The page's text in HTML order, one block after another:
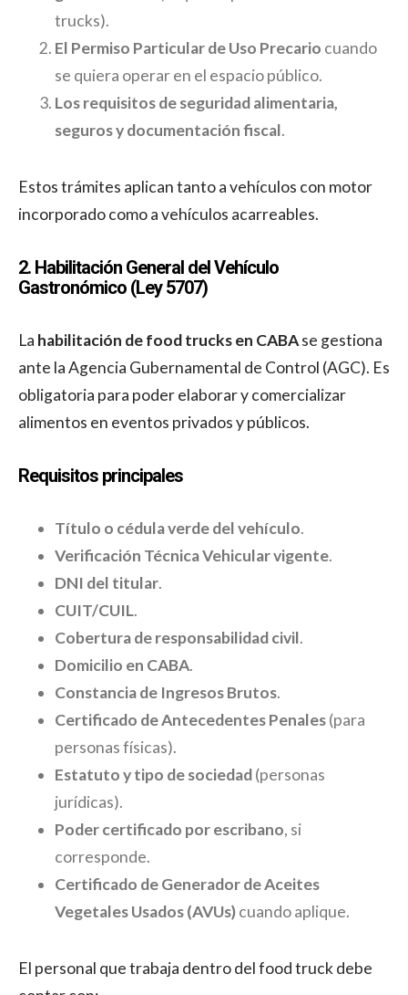
trucks).
El Permiso Particular de Uso Precario cuando
se quiera operar en el espacio público.
Los requisitos de seguridad alimentaria,
seguros y documentación fiscal.
Estos trámites aplican tanto a vehículos con motor
incorporado como a vehículos acarreables.
2. Habilitación General del Vehículo
Gastronómico (Ley 5707)
La habilitación de food trucks en CABAse gestiona
ante la Agencia Gubernamental de Control (AGC). Es
obligatoria para poder elaborar y comercializar
alimentos en eventos privados y públicos.
Requisitos principales
Título o cédula verde del vehículo.
Verificación Técnica Vehicular vigente.
DNI del titular.
CUIT/CUIL.
Cobertura de responsabilidad civil.
Domicilio en CABA.
Constancia de Ingresos Brutos.
Certificado de Antecedentes Penales(para
personas físicas).
Estatuto y tipo de sociedad(personas
jurídicas).
Poder certificado por escribano, si
corresponde.
Certificado de Generador de Aceites
Vegetales Usados (AVUs)cuando aplique.
El personal que trabaja dentro del food truck debe